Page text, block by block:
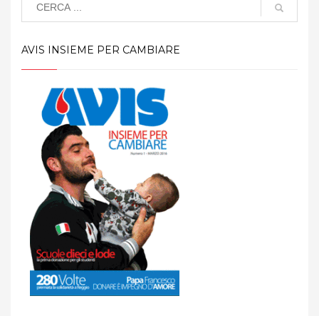
AVIS INSIEME PER CAMBIARE